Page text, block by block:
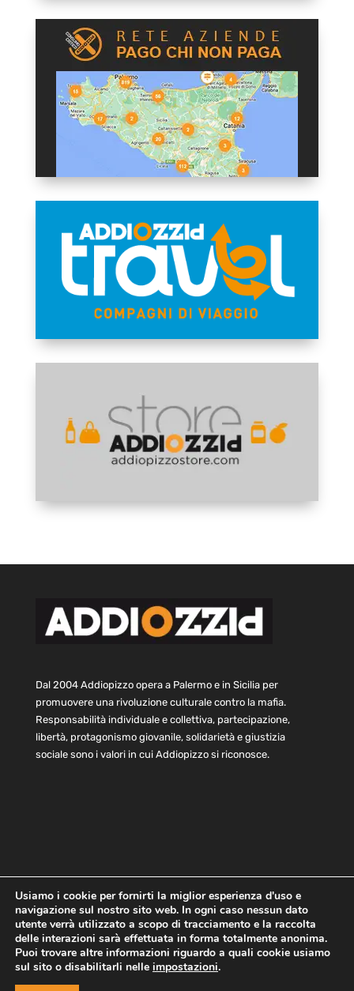
Dal 2004 Addiopizzo opera a Palermo e in Sicilia per
promuovere una rivoluzione culturale contro la mafia.
Responsabilità individuale e collettiva, partecipazione,
libertà, protagonismo giovanile, solidarietà e giustizia
sociale sono i valori in cui Addiopizzo si riconosce.
Home Statuto e bilancio
Contatti
Privacy
Cookie Child Protection Policy
Copyright © 2021 AddioPizzo | Tutti i diritti riservati | Sede
Usiamo i cookie per fornirti la miglior esperienza d'uso e
navigazione sul nostro sito web. In ogni caso nessun dato
utente verrà utilizzato a scopo di tracciamento e la raccolta
delle interazioni sarà effettuata in forma totalmente anonima.
Puoi trovare altre informazioni riguardo a quali cookie usiamo
sul sito o disabilitarli nelle impostazioni.